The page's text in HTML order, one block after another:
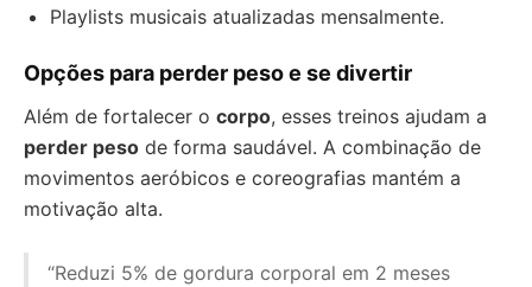
Playlists musicais atualizadas mensalmente.
Opções para perder peso e se divertir
Além de fortalecer o corpo, esses treinos ajudam a
perder peso de forma saudável. A combinação de
movimentos aeróbicos e coreografias mantém a
motivação alta.
“Reduzi 5% de gordura corporal em 2 meses